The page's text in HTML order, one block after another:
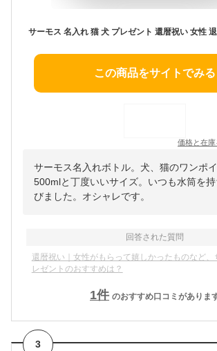
この商品をサイトでみる
価格と在庫
サーモス名入れボトル。犬、猫のワンポ
500mlと丁度いいサイズ。いつも水筒を
びました。オシャレです。
回答された質問
還暦祝い｜女性がもらって嬉しかったものなど、
レゼントのおすすめは？
1件 のおすすめ口コミがありま
3